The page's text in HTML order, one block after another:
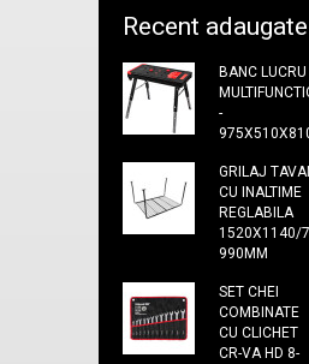
Recent adaugate
BANC LUCRU
-
GRILAJ
CU INALTIME
REGLABILA
1520X1140/
990MM
SET CHEI
COMBINATE
CU CLICHET
CR-VA HD 8-